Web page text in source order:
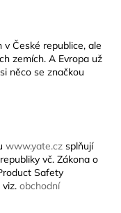
České republice, ale
zemích. A Evropa už
něco se značkou
www.yate.cz splňují
vč. Zákona o
Safety
obchodní